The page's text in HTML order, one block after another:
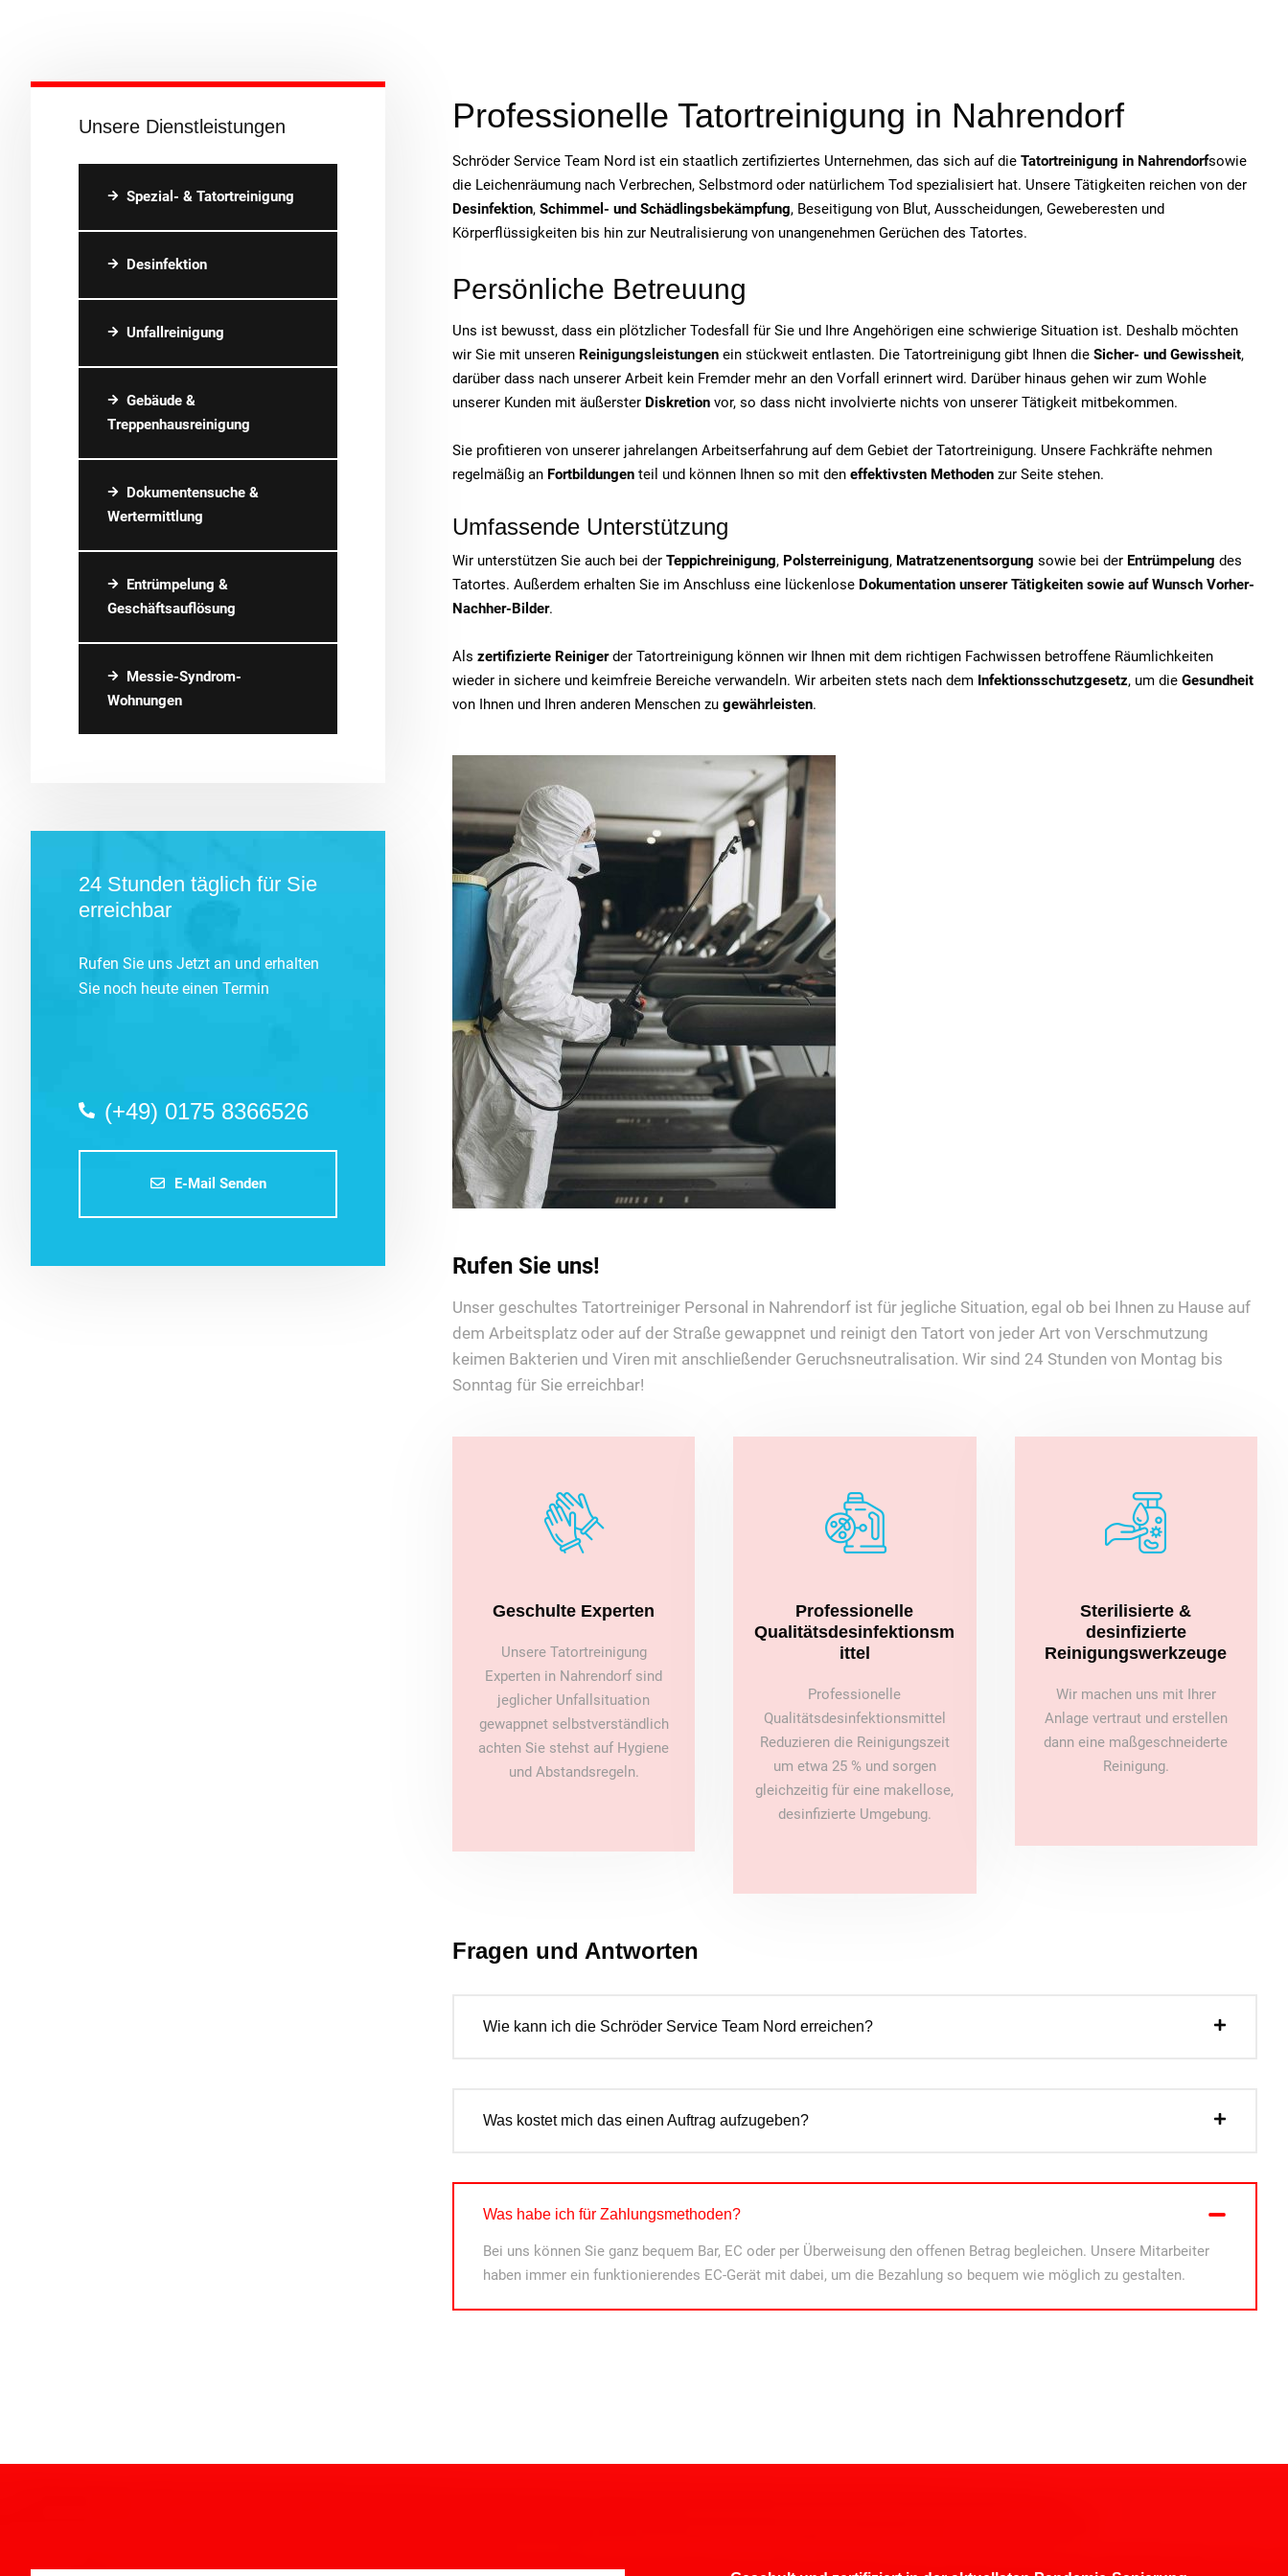
Unsere Dienstleistungen
Spezial- & Tatortreinigung
Desinfektion
Unfallreinigung
Gebäude &
Treppenhausreinigung
Dokumentensuche &
Wertermittlung
Entrümpelung &
Geschäftsauflösung
Messie-Syndrom-
Wohnungen
24 Stunden täglich für Sie
erreichbar
Rufen Sie uns Jetzt an und erhalten
Sie noch heute einen Termin
(+49) 0175 8366526
E-Mail Senden
Professionelle Tatortreinigung in Nahrendorf
Schröder Service Team Nord ist ein staatlich zertifiziertes Unternehmen, das sich auf die Tatortreinigung in Nahrendorfsowie
die Leichenräumung nach Verbrechen, Selbstmord oder natürlichem Tod spezialisiert hat. Unsere Tätigkeiten reichen von der
Desinfektion, Schimmel- und Schädlingsbekämpfung, Beseitigung von Blut, Ausscheidungen, Geweberesten und
Körperflüssigkeiten bis hin zur Neutralisierung von unangenehmen Gerüchen des Tatortes.
Persönliche Betreuung
Uns ist bewusst, dass ein plötzlicher Todesfall für Sie und Ihre Angehörigen eine schwierige Situation ist. Deshalb möchten
wir Sie mit unseren Reinigungsleistungen ein stückweit entlasten. Die Tatortreinigung gibt Ihnen die Sicher- und Gewissheit,
darüber dass nach unserer Arbeit kein Fremder mehr an den Vorfall erinnert wird. Darüber hinaus gehen wir zum Wohle
unserer Kunden mit äußerster Diskretion vor, so dass nicht involvierte nichts von unserer Tätigkeit mitbekommen.
Sie profitieren von unserer jahrelangen Arbeitserfahrung auf dem Gebiet der Tatortreinigung. Unsere Fachkräfte nehmen
regelmäßig an Fortbildungen teil und können Ihnen so mit den effektivsten Methoden zur Seite stehen.
Umfassende Unterstützung
Wir unterstützen Sie auch bei der Teppichreinigung, Polsterreinigung, Matratzenentsorgung sowie bei der Entrümpelung des
Tatortes. Außerdem erhalten Sie im Anschluss eine lückenlose Dokumentation unserer Tätigkeiten sowie auf Wunsch Vorher-
Nachher-Bilder.
Als zertifizierte Reinigerder Tatortreinigung können wir Ihnen mit dem richtigen Fachwissen betroffene Räumlichkeiten
wieder in sichere und keimfreie Bereiche verwandeln. Wir arbeiten stets nach dem Infektionsschutzgesetz, um die Gesundheit
von Ihnen und Ihren anderen Menschen zu gewährleisten.
Rufen Sie uns!
Unser geschultes Tatortreiniger Personal in Nahrendorf ist für jegliche Situation, egal ob bei Ihnen zu Hause auf
dem Arbeitsplatz oder auf der Straße gewappnet und reinigt den Tatort von jeder Art von Verschmutzung
keimen Bakterien und Viren mit anschließender Geruchsneutralisation. Wir sind 24 Stunden von Montag bis
Sonntag für Sie erreichbar!
Geschulte Experten
Unsere Tatortreinigung
Experten in Nahrendorf sind
jeglicher Unfallsituation
gewappnet selbstverständlich
achten Sie stehst auf Hygiene
und Abstandsregeln.
Professionelle
Qualitätsdesinfektionsm
ittel
Professionelle
Qualitätsdesinfektionsmittel
Reduzieren die Reinigungszeit
um etwa 25 % und sorgen
gleichzeitig für eine makellose,
desinfizierte Umgebung.
Sterilisierte &
desinfizierte
Reinigungswerkzeuge
Wir machen uns mit Ihrer
Anlage vertraut und erstellen
dann eine maßgeschneiderte
Reinigung.
Fragen und Antworten
Wie kann ich die Schröder Service Team Nord erreichen?
Was kostet mich das einen Auftrag aufzugeben?
Was habe ich für Zahlungsmethoden?
Bei uns können Sie ganz bequem Bar, EC oder per Überweisung den offenen Betrag begleichen. Unsere Mitarbeiter
haben immer ein funktionierendes EC-Gerät mit dabei, um die Bezahlung so bequem wie möglich zu gestalten.